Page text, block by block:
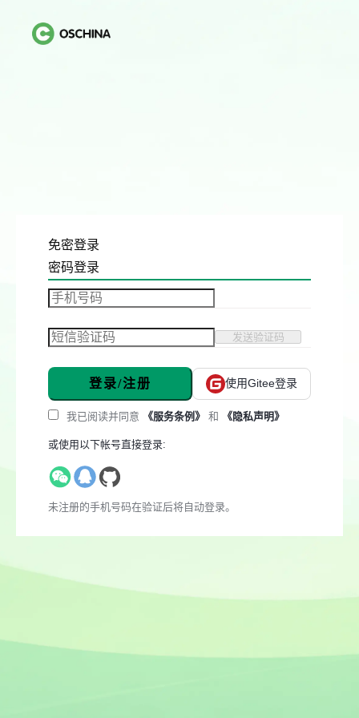
免密登录
密码登录
发送验证码
登录/注册 使用Gitee登录
我已阅读并同意 《服务条例》 和 《隐私声明》
或使用以下帐号直接登录:
未注册的手机号码在验证后将自动登录。